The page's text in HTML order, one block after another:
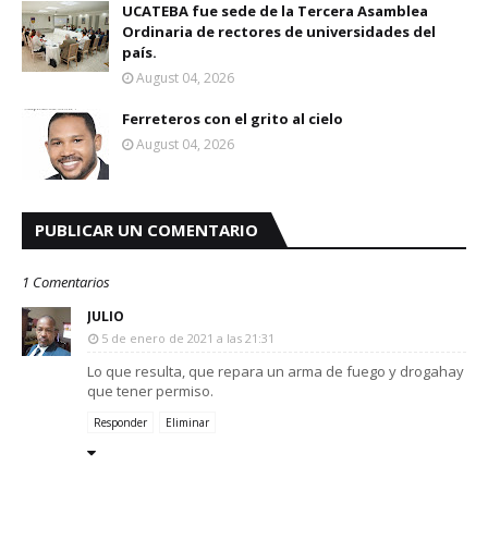
UCATEBA fue sede de la Tercera Asamblea
Ordinaria de rectores de universidades del
país.
August 04, 2026
Ferreteros con el grito al cielo
August 04, 2026
PUBLICAR UN COMENTARIO
1 Comentarios
JULIO
5 de enero de 2021 a las 21:31
Lo que resulta, que repara un arma de fuego y drogahay
que tener permiso.
Responder Eliminar